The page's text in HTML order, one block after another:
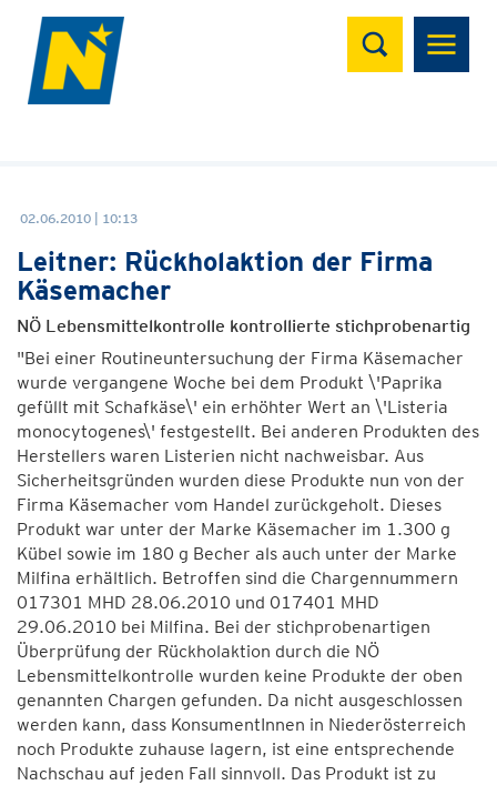
Suchen
02.06.2010 | 10:13
Leitner: Rückholaktion der Firma
Käsemacher
NÖ Lebensmittelkontrolle kontrollierte stichprobenartig
"Bei einer Routineuntersuchung der Firma Käsemacher
wurde vergangene Woche bei dem Produkt \'Paprika
gefüllt mit Schafkäse\' ein erhöhter Wert an \'Listeria
monocytogenes\' festgestellt. Bei anderen Produkten des
Herstellers waren Listerien nicht nachweisbar. Aus
Sicherheitsgründen wurden diese Produkte nun von der
Firma Käsemacher vom Handel zurückgeholt. Dieses
Produkt war unter der Marke Käsemacher im 1.300 g
Kübel sowie im 180 g Becher als auch unter der Marke
Milfina erhältlich. Betroffen sind die Chargennummern
017301 MHD 28.06.2010 und 017401 MHD
29.06.2010 bei Milfina. Bei der stichprobenartigen
Überprüfung der Rückholaktion durch die NÖ
Lebensmittelkontrolle wurden keine Produkte der oben
genannten Chargen gefunden. Da nicht ausgeschlossen
werden kann, dass KonsumentInnen in Niederösterreich
noch Produkte zuhause lagern, ist eine entsprechende
Nachschau auf jeden Fall sinnvoll. Das Produkt ist zu